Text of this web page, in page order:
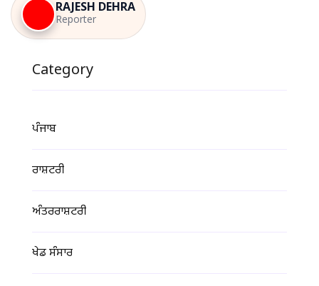
RAJESH DEHRA
Reporter
Category
ਪੰਜਾਬ
ਰਾਸ਼ਟਰੀ
ਅੰਤਰਰਾਸ਼ਟਰੀ
ਖੇਡ ਸੰਸਾਰ